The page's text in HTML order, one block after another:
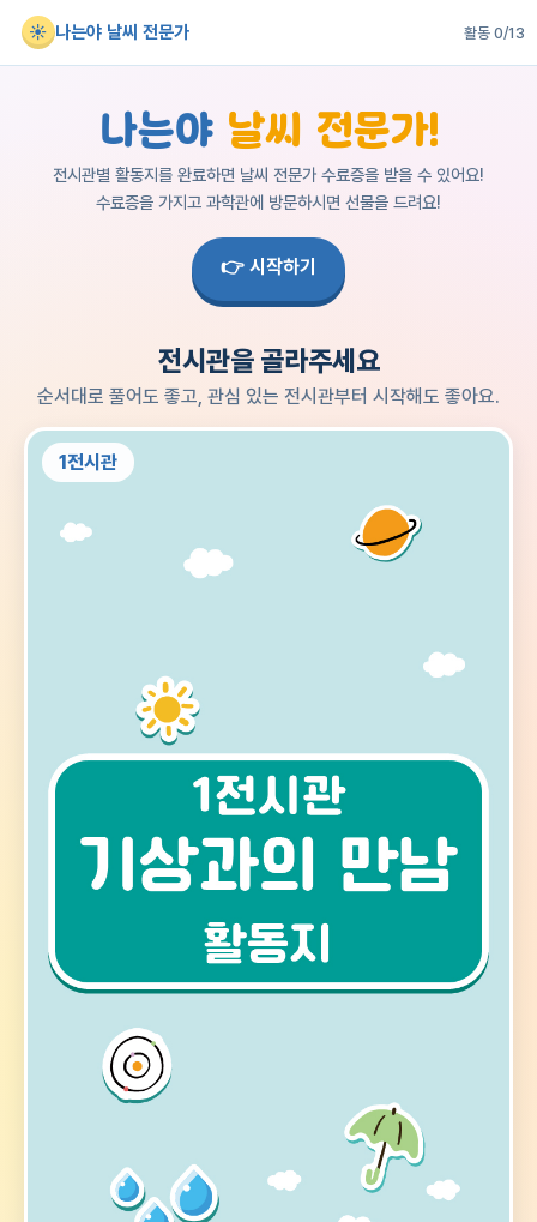
☀ 나는야 날씨 전문가 활동 0/13
나는야 날씨 전문가!
전시관별 활동지를 완료하면 날씨 전문가 수료증을 받을 수 있어요!
수료증을 가지고 과학관에 방문하시면 선물을 드려요!
👉 시작하기
전시관을 골라주세요
순서대로 풀어도 좋고, 관심 있는 전시관부터 시작해도 좋아요.
1전시관